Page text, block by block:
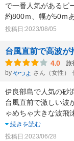
で一番人気があるビ
約800ｍ、幅が50ｍ
投稿日:2023/08/05
台風直前で高波が
4.0 旅
by やつよ さん（女性）
伊良部島で人気の砂
台風直前で激しい波
ゃめちゃ大きな波飛
続きを読む
投稿日:2023/06/28